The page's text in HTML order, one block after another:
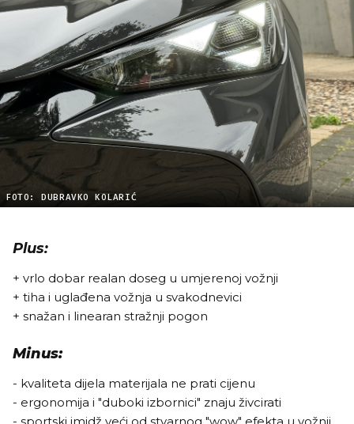
FOTO: DUBRAVKO KOLARIĆ
Plus:
+ vrlo dobar realan doseg u umjerenoj vožnji
+ tiha i uglađena vožnja u svakodnevici
+ snažan i linearan stražnji pogon
Minus:
- kvaliteta dijela materijala ne prati cijenu
- ergonomija i "duboki izbornici" znaju živcirati